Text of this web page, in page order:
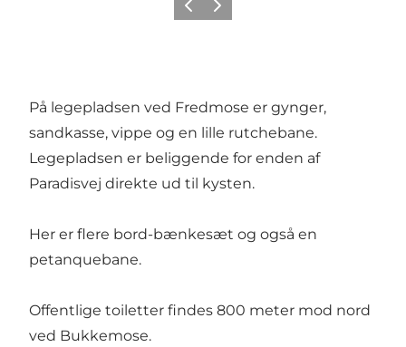
ForrigeNeste
På legepladsen ved Fredmose er gynger,
sandkasse, vippe og en lille rutchebane.
Legepladsen er beliggende for enden af
Paradisvej direkte ud til kysten.
Her er flere bord-bænkesæt og også en
petanquebane.
Offentlige toiletter findes 800 meter mod nord
ved Bukkemose.